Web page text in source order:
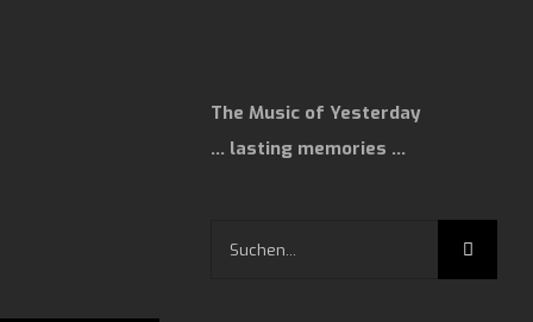
The Music of Yesterday
… lasting memories …